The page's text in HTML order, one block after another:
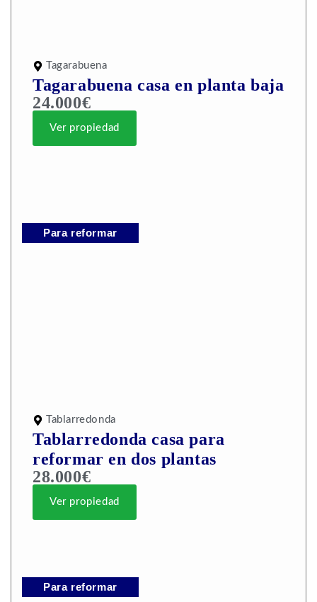
Tagarabuena
Tagarabuena casa en planta baja
24.000€
Ver propiedad
Para reformar
Tablarredonda
Tablarredonda casa para
reformar en dos plantas
28.000€
Ver propiedad
Para reformar